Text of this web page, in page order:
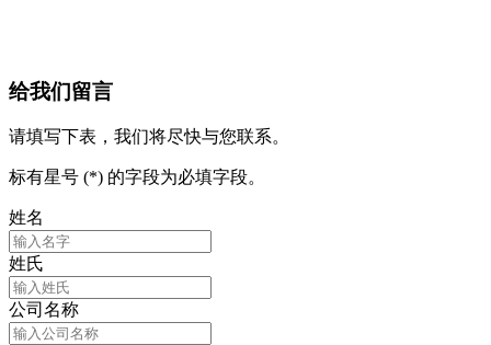
给我们留言
请填写下表，我们将尽快与您联系。
标有星号 (*) 的字段为必填字段。
姓名
姓氏
公司名称